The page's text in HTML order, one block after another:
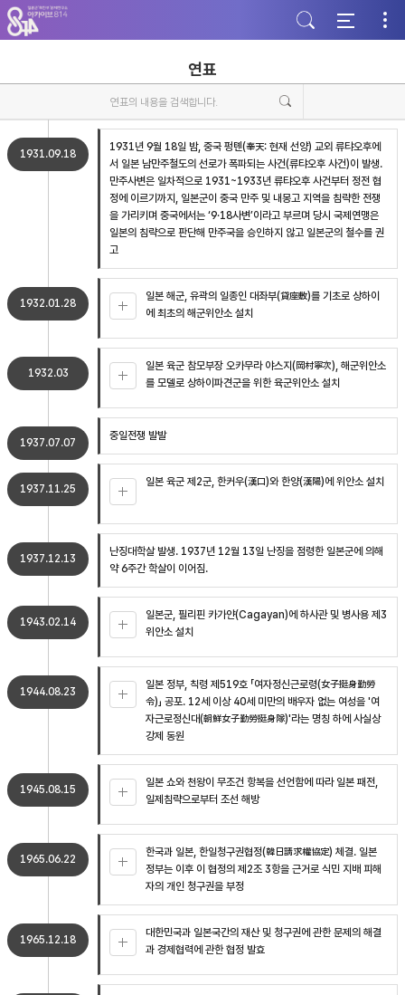
주
메
뉴
가
본
문
바
기
하
단
바
기
연표
1931.09.18
1931년 9월 18일 밤, 중국 펑톈(奉天: 현재 선양) 교외 류탸오후에
서 일본 남만주철도의 선로가 폭파되는 사건(류탸오후 사건)이 발생.
만주사변은 일차적으로 1931~1933년 류탸오후 사건부터 정전 협
정에 이르기까지, 일본군이 중국 만주 및 내몽고 지역을 침략한 전쟁
을 가리키며 중국에서는 ‘9·18사변’이라고 부르며 당시 국제연맹은
일본의 침략으로 판단해 만주국을 승인하지 않고 일본군의 철수를 권
고
1932.01.28
일본 해군, 유곽의 일종인 대좌부(貸座敷)를 기초로 상하이
에 최초의 해군위안소 설치
1932.03
일본 육군 참모부장 오카무라 야스지(岡村寧次), 해군위안소
를 모델로 상하이파견군을 위한 육군위안소 설치
1937.07.07
중일전쟁 발발
1937.11.25
일본 육군 제2군, 한커우(漢口)와 한양(漢陽)에 위안소 설치
1937.12.13
난징대학살 발생. 1937년 12월 13일 난징을 점령한 일본군에 의해
약 6주간 학살이 이어짐.
1943.02.14
일본군, 필리핀 카가얀(Cagayan)에 하사관 및 병사용 제3
위안소 설치
1944.08.23
일본 정부, 칙령 제519호 「여자정신근로령(女子挺身勤勞
令)」 공포. 12세 이상 40세 미만의 배우자 없는 여성을 '여
자근로정신대(朝鮮女子勤勞挺身隊)'라는 명칭 하에 사실상
강제 동원
1945.08.15
일본 쇼와 천왕이 무조건 항복을 선언함에 따라 일본 패전,
일제침략으로부터 조선 해방
1965.06.22
한국과 일본, 한일청구권협정(韓日請求權協定) 체결. 일본
정부는 이후 이 협정의 제2조 3항을 근거로 식민 지배 피해
자의 개인 청구권을 부정
1965.12.18
대한민국과 일본국간의 재산 및 청구권에 관한 문제의 해결
과 경제협력에 관한 협정 발효